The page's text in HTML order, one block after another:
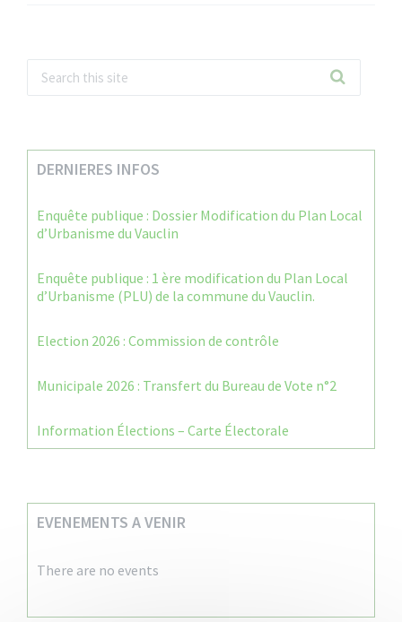
DERNIERES INFOS
Enquête publique : Dossier Modification du Plan Local
d’Urbanisme du Vauclin
Enquête publique : 1 ère modification du Plan Local
d’Urbanisme (PLU) de la commune du Vauclin.
Election 2026 : Commission de contrôle
Municipale 2026 : Transfert du Bureau de Vote n°2
Information Élections – Carte Électorale
EVENEMENTS A VENIR
There are no events